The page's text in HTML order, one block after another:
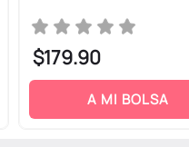
$179.90
A MI BOLSA